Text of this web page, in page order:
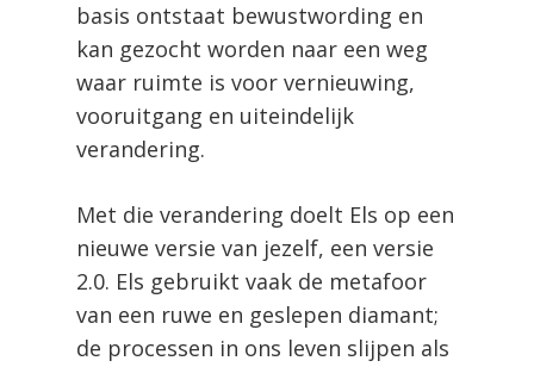
basis ontstaat bewustwording en
kan gezocht worden naar een weg
waar ruimte is voor vernieuwing,
vooruitgang en uiteindelijk
verandering.
Met die verandering doelt Els op een
nieuwe versie van jezelf, een versie
2.0. Els gebruikt vaak de metafoor
van een ruwe en geslepen diamant;
de processen in ons leven slijpen als